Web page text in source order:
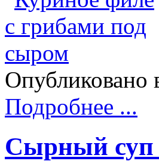
Опубликовано
Подробнее ...
Сырный суп